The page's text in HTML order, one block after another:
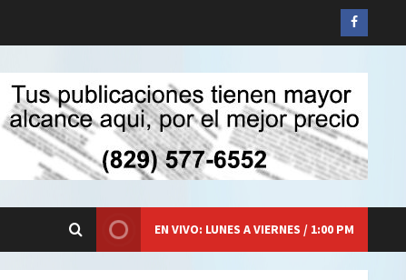
Siganos
en
EN VIVO: LUNES A VIERNES / 1:00 PM